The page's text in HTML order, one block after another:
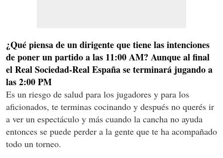
¿Qué piensa de un dirigente que tiene las intenciones
de poner un partido a las 11:00 AM? Aunque al final
el Real Sociedad-Real España se terminará jugando a
las 2:00 PM
Es un riesgo de salud para los jugadores y para los
aficionados, te terminas cocinando y después no querés ir
a ver un espectáculo y más cuando la cancha no ayuda
entonces se puede perder a la gente que te ha acompañado
todo un torneo.